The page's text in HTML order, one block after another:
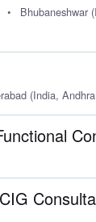
•
Bhubaneshwar
(India,